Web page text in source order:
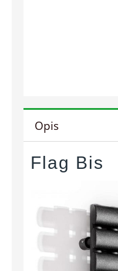
Opis
Flag Bis